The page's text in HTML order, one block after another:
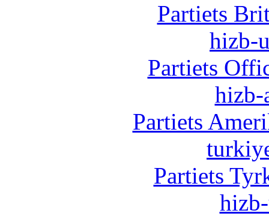
Partiets
hizb-
Partiets
hizb-
Partiets
Partiets